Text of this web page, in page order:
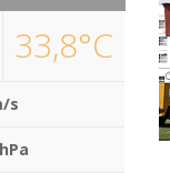
33,8°C
s